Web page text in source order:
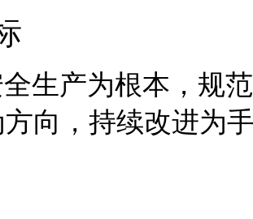
生产为根本，规
方向，持续改进为